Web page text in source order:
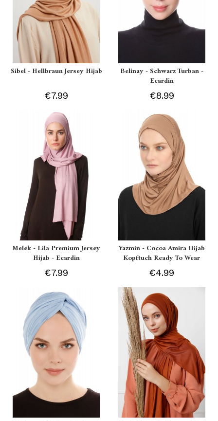
Sibel - Hellbraun Jersey Hijab
€7.99
Belinay - Schwarz Turban -
Ecardin
€8.99
Melek - Lila Premium Jersey
Hijab - Ecardin
€7.99
Yazmin - Cocoa Amira Hijab
Kopftuch Ready To Wear
€4.99